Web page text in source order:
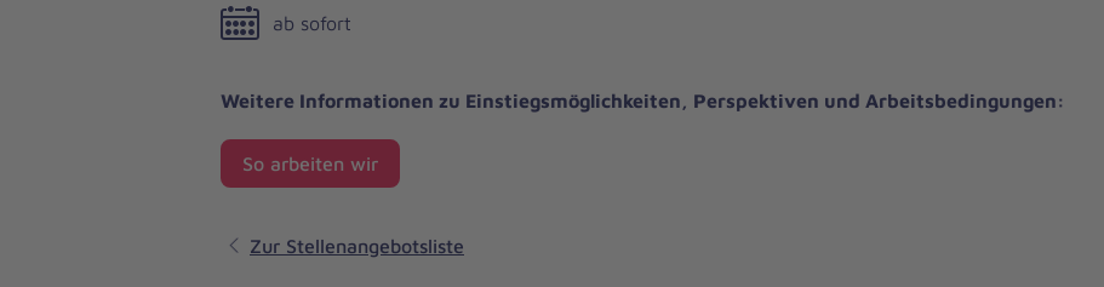
ab sofort
Weitere Informationen zu Einstiegsmöglichkeiten, Perspektiven und Arbeitsbedingungen:
So arbeiten wir
Zur Stellenangebotsliste